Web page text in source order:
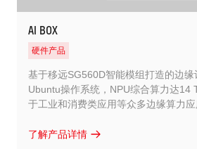
AI BOX
硬件产品
基于移远SG560D智能模组打造的边缘计
Ubuntu操作系统，NPU综合算力达
于工业和消费类应用等众多边缘算力应用
了解产品详情